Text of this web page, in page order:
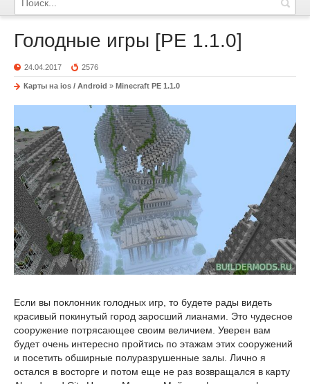
Голодные игры [PE 1.1.0]
24.04.2017 2576
Карты на ios / Android » Minecraft PE 1.1.0
Если вы поклонник голодных игр, то будете рады видеть
красивый покинутый город заросший лианами. Это чудесное
сооружение потрясающее своим величием. Уверен вам
будет очень интересно пройтись по этажам этих сооружений
и посетить обширные полуразрушенные залы. Лично я
остался в восторге и потом еще не раз возвращался в карту